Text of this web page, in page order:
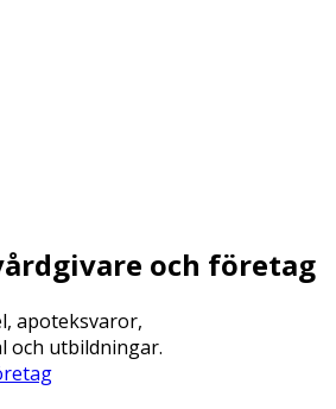
och företag
apoteksvaror,
och utbildningar.